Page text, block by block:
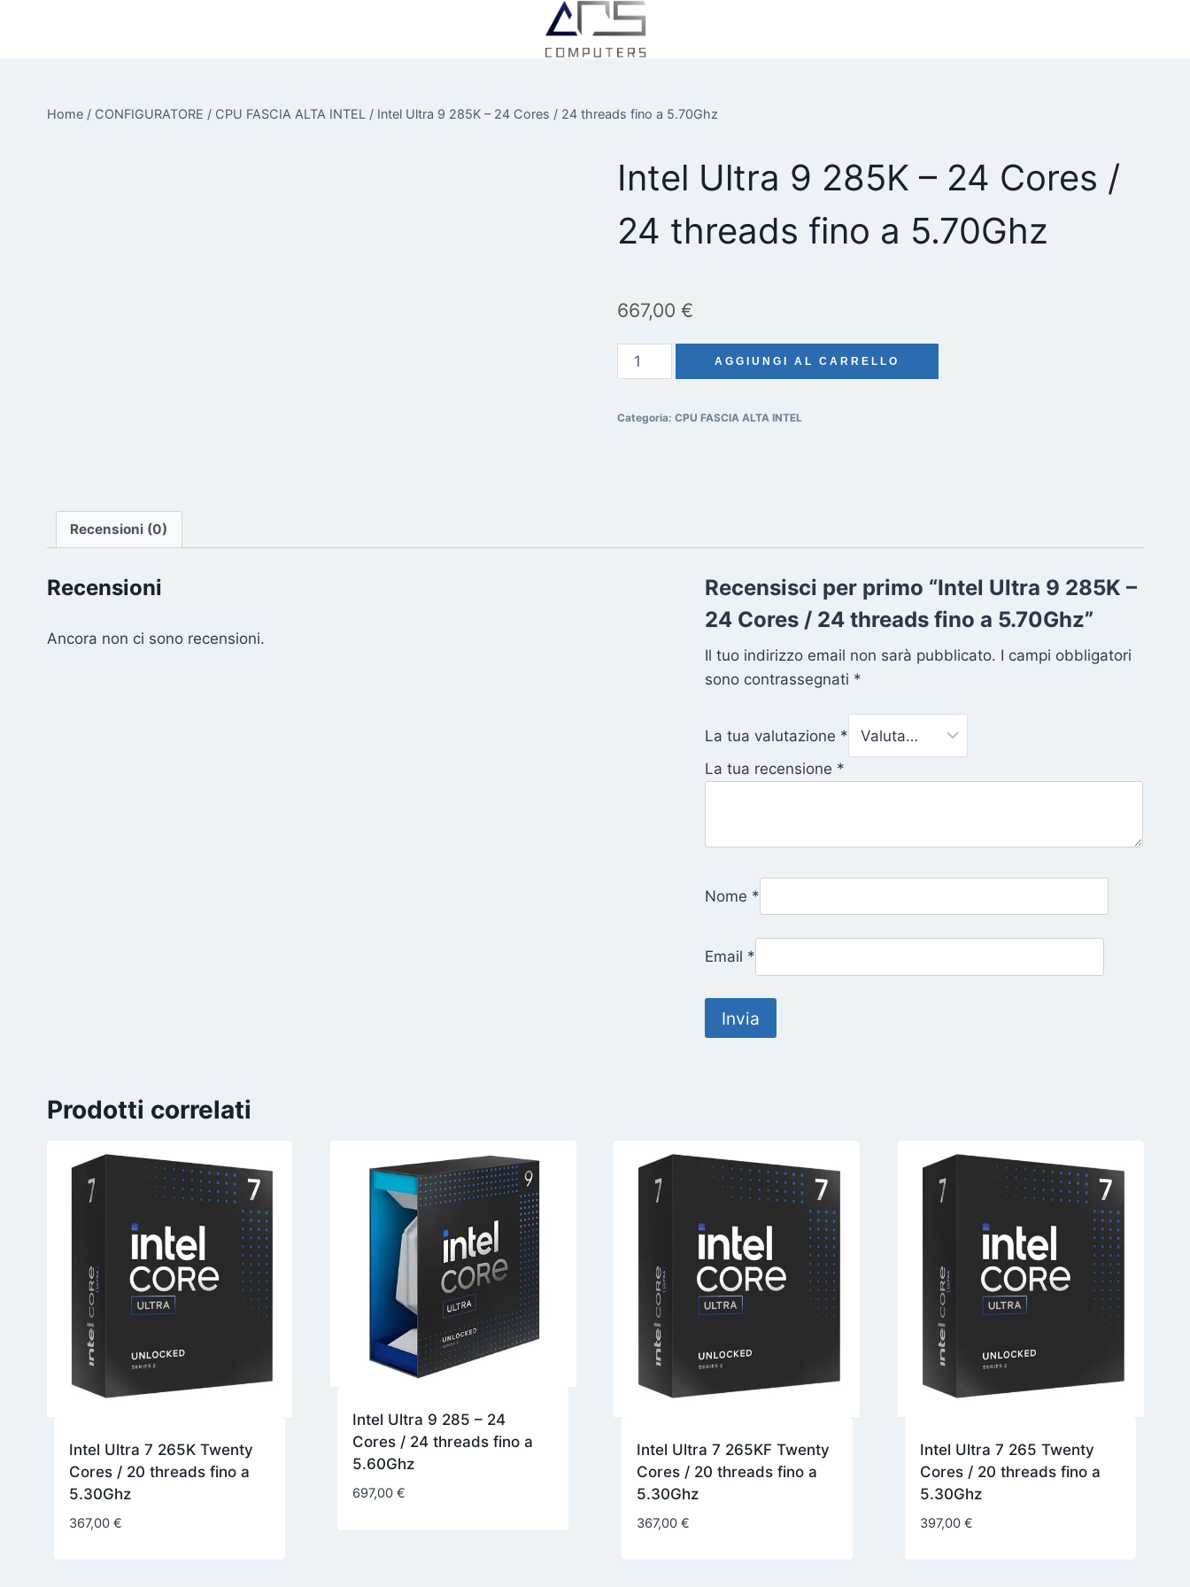
Home / CONFIGURATORE / CPU FASCIA ALTA INTEL / Intel Ultra 9 285K – 24 Cores / 24 threads fino a 5.70Ghz
Intel Ultra 9 285K – 24 Cores /
24 threads fino a 5.70Ghz
667,00 €
Intel
Ultra
285K
24
AGGIUNGI AL CARRELLO
Categoria: CPU FASCIA ALTA INTEL
Recensioni (0)
Recensioni
Ancora non ci sono recensioni.
Recensisci per primo “Intel Ultra 9 285K –
24 Cores / 24 threads fino a 5.70Ghz”
Il tuo indirizzo email non sarà pubblicato. I campi obbligatori
sono contrassegnati *
La tua valutazione *
La tua recensione *
Nome *
Email *
Prodotti correlati
Intel Ultra 7 265K Twenty
Cores / 20 threads fino a
5.30Ghz
367,00 €
Intel Ultra 9 285 – 24
Cores / 24 threads fino a
5.60Ghz
697,00€
Intel Ultra 7 265KF Twenty
Cores / 20 threads fino a
5.30Ghz
367,00 €
Intel Ultra 7 265 Twenty
Cores / 20 threads fino a
5.30Ghz
397,00€